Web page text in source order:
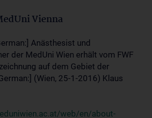
Vienna
Anästhesist und
der MedUni Wien erhält vom FWF
auf dem Gebiet der
(Wien, 25-1-2016) Klaus
web/en/about-